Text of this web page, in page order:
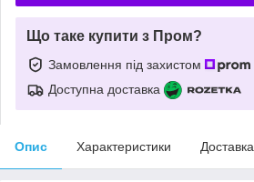
Що таке купити з Пром?
Замовлення під захистом
Доступна доставка
Опис Характеристики Доставка